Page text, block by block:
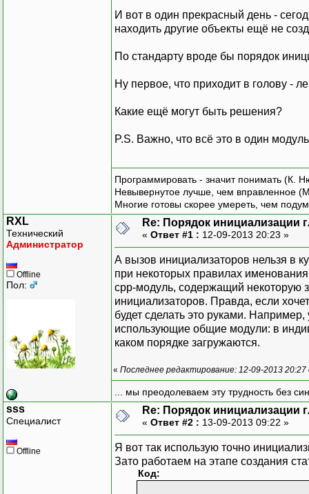
И вот в один прекрасный день -
находить другие объекты ещё не
По стандарту вроде бы порядок
Ну первое, что приходит в голову -
Какие ещё могут быть решения?
P.S. Важно, что всё это в один
Программировать - значит понимать (К.
Невывернутое лучше, чем вправленное
Многие готовы скорее умереть, чем
RXL
Технический
Администратор
Offline
Пол:
Re: Порядок инициализации
« Ответ #1 : 12-09-2013 20:23 »
А вызов инициализаторов нельзя в
при некоторых правилах
cpp-модуль, содержащий некоторую
инициализаторов. Правда, если
будет сделать это руками.
использующие общие модули: в
каком порядке загружаются.
« Последнее редактирование: 12-09-2013
... мы преодолеваем эту трудность без
sss
Специалист
Offline
Re: Порядок инициализации
« Ответ #2 : 13-09-2013 09:22 »
Я вот так использую точно
Зато работаем на этапе создания
Код: